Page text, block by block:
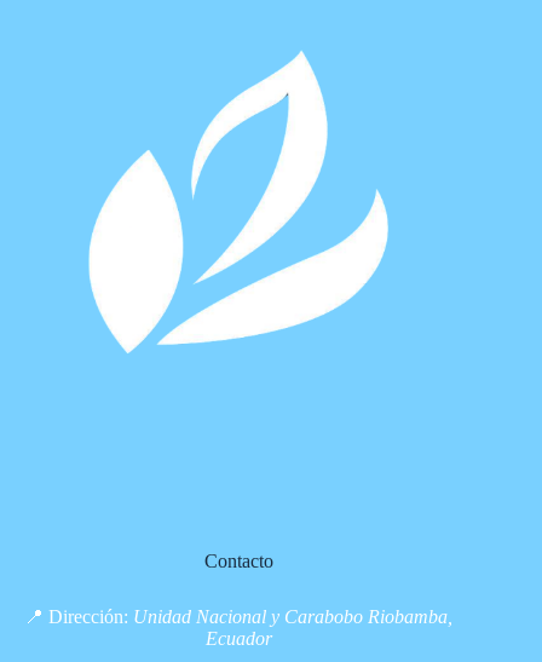
Contacto
📍 Dirección: Unidad Nacional y Carabobo Riobamba,
Ecuador